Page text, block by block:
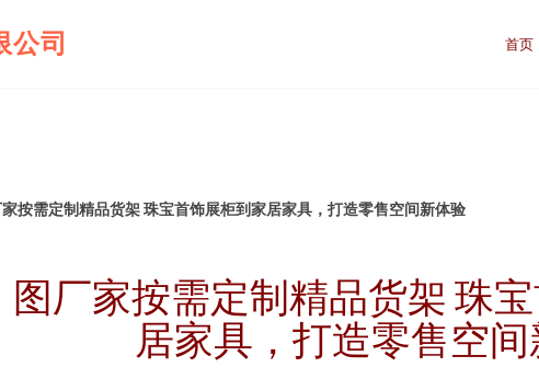
公司 首页
按需定制精品货架 珠宝首饰展柜到家居家具，打造零售空间新体验
图厂家按需定制精品货架 珠
居家具，打造零售空